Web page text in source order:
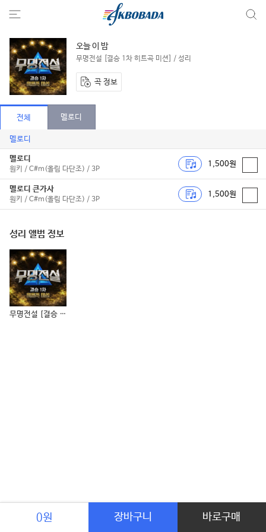
오늘 이 밤
무명전설 [결승 1차 히트곡 미션] / 성리
곡 정보
전체 멜로디
멜로디
멜로디
원키 / C#m(올림 다단조) / 3P
1,500원
멜로디 큰가사
원키 / C#m(올림 다단조) / 3P
1,500원
성리 앨범 정보
무명전설 [결승 1차 히트곡 미션]
0원 장바구니 바로구매